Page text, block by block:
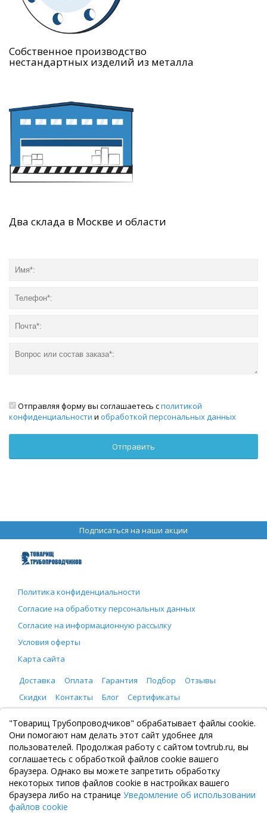
Собственное производство
нестандартных изделий из металла
Два склада в Москве и области
Отправляя форму вы соглашаетесь сполитикой
конфиденциальности и обработкой персональных данных
Подписаться на наши акции
Политика конфиденциальности
Согласие на обработку персональных данных
Согласие на информационную рассылку
Условия оферты
Карта сайта
Доставка
Оплата Гарантия Подбор
Отзывы
Скидки
Контакты Блог Сертификаты
ООО "Товарищ Трубопроводчиков"
Москва, Рязанский проспект 8, с. 2
+7 (495) 065-46-75
zakaz@tovtrub.ru
09:00-17:00 ПН-ПТ
Склад: Москва, Рязанский проспект 8, с. 2
"Товарищ Трубопроводчиков" обрабатывает файлы cookie.
Они помогают нам делать этот сайт удобнее для
пользователей. Продолжая работу с сайтом tovtrub.ru, вы
соглашаетесь с обработкой файлов cookie вашего
браузера. Однако вы можете запретить обработку
некоторых типов файлов cookie в настройках вашего
браузера либо на странице Уведомление об использовании
файлов cookie